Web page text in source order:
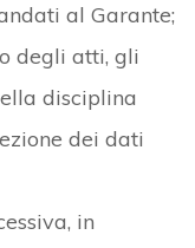
al Garante;
degli atti, gli
disciplina
dei dati
in